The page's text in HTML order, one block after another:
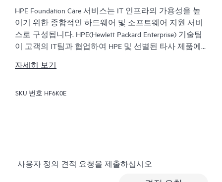
HPE Foundation Care 서비스는 IT 인프라의 가용성을 높
이기 위한 종합적인 하드웨어 및 소프트웨어 지원 서비
스로 구성됩니다. HPE(Hewlett Packard Enterprise) 기술팀
이 고객의 IT팀과 협업하여 HPE 및 선별된 타사 제품에
우 원격 진단 및 지원 서비스와 함께 문제 해결에 필요한
귀하의 하드웨어 제품 지원 범위에 포함될 수 있는 적격
자세히 보기
SKU 번호 HF6K0E
사용자 정의 견적 요청을 제출하십시오